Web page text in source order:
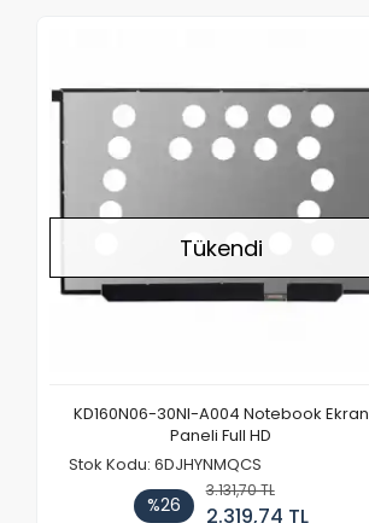
Tükendi
KD160N06-30NI-A004 Notebook Ekran
Paneli Full HD
Stok Kodu: 6DJHYNMQCS
%26
3.131,70 TL
2.319,74 TL